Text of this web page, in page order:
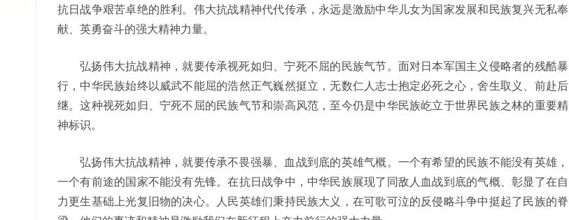
抗日战争艰苦卓绝的胜利。伟大抗战精神代代传承，永远是激励中华儿女为国家发展和民族复兴无私奉
献、英勇奋斗的强大精神力量。
弘扬伟大抗战精神，就要传承视死如归、宁死不屈的民族气节。面对日本军国主义侵略者的残酷暴
行，中华民族始终以威武不能屈的浩然正气巍然挺立，无数仁人志士抱定必死之心，舍生取义、前赴后
继。这种视死如归、宁死不屈的民族气节和崇高风范，至今仍是中华民族屹立于世界民族之林的重要精
神标识。
弘扬伟大抗战精神，就要传承不畏强暴、血战到底的英雄气概。一个有希望的民族不能没有英雄，
一个有前途的国家不能没有先锋。在抗日战争中，中华民族展现了同敌人血战到底的气概、彰显了在自
力更生基础上光复旧物的决心。人民英雄们秉持民族大义，在可歌可泣的反侵略斗争中挺起了民族的脊